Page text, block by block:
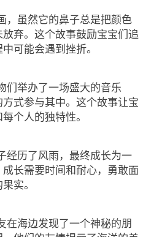
，虽然它的鼻子总是把颜色
弃。这个故事鼓励宝宝们追
可能会遇到挫折。
们举办了一场盛大的音乐
式参与其中。这个故事让宝
个人的独特性。
经历了风雨，最终成长为一
长需要时间和耐心，勇敢面
实。
在海边发现了一个神秘的朋